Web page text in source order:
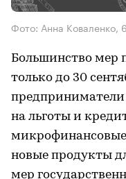
Фото: Анна Коваленко,
Большинство мер
только до 30
на льготы и
новые продукты
мер